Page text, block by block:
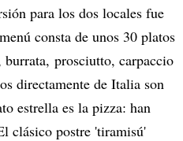
para los dos locales fue
consta de unos 30 platos
prosciutto, carpaccio
directamente de Italia son
estrella es la pizza: han
clásico postre 'tiramisú'